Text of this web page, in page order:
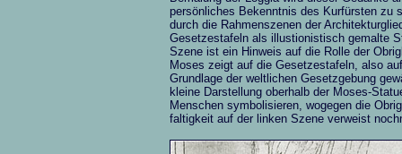
persönliches Bekenntnis des Kurfürsten zu
durch die Rahmenszenen der
Gesetzestafeln als illustionistisch gemalte
Szene ist ein Hinweis auf die Rolle der
Moses zeigt auf die Gesetzestafeln, also
Grundlage der weltlichen Gesetzgebung
kleine Darstellung oberhalb der Moses-
Menschen symbolisieren, wogegen die
faltigkeit auf der linken Szene verweist